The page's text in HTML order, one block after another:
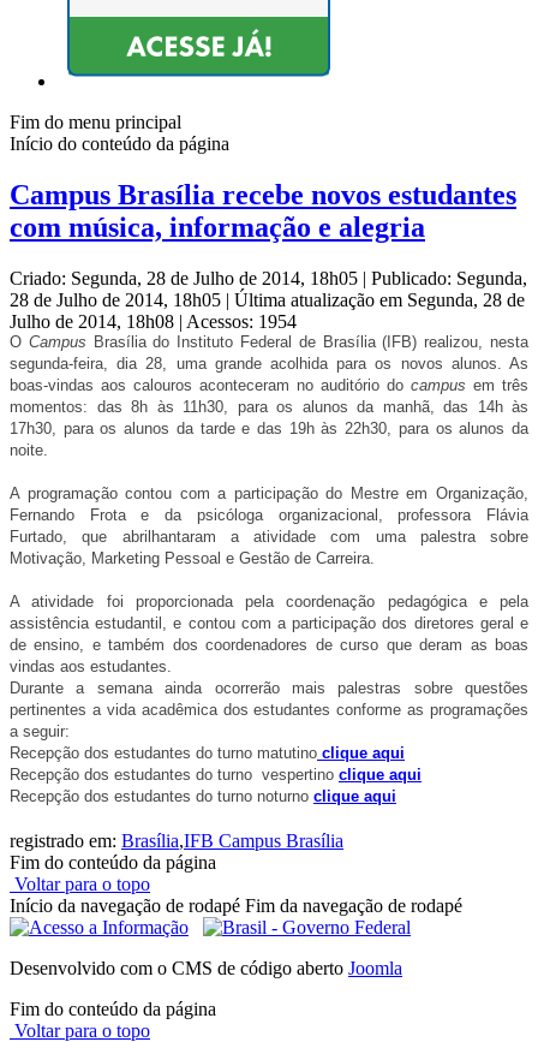
Fim do menu principal
Início do conteúdo da página
Campus Brasília recebe novos estudantes
com música, informação e alegria
Criado: Segunda, 28 de Julho de 2014, 18h05 | Publicado: Segunda,
28 de Julho de 2014, 18h05 | Última atualização em Segunda, 28 de
Julho de 2014, 18h08 | Acessos: 1954
O Campus Brasília do Instituto Federal de Brasília (IFB) realizou, nesta
segunda-feira, dia 28, uma grande acolhida para os novos alunos. As
boas-vindas aos calouros aconteceram no auditório do campus em três
momentos: das 8h às 11h30, para os alunos da manhã, das 14h às
17h30, para os alunos da tarde e das 19h às 22h30, para os alunos da
noite.
A programação contou com a participação do Mestre em Organização,
Fernando Frota e da psicóloga organizacional, professora Flávia
Furtado, que abrilhantaram a atividade com uma palestra sobre
Motivação, Marketing Pessoal e Gestão de Carreira.
A atividade foi proporcionada pela coordenação pedagógica e pela
assistência estudantil, e contou com a participação dos diretores geral e
de ensino, e também dos coordenadores de curso que deram as boas
vindas aos estudantes.
Durante a semana ainda ocorrerão mais palestras sobre questões
pertinentes a vida acadêmica dos estudantes conforme as programações
a seguir:
Recepção dos estudantes do turno matutino clique aqui
Recepção dos estudantes do turno vespertino clique aqui
Recepção dos estudantes do turno noturno clique aqui
registrado em: Brasília,IFB Campus Brasília
Fim do conteúdo da página
Voltar para o topo
Início da navegação de rodapé Fim da navegação de rodapé
Desenvolvido com o CMS de código aberto Joomla
Fim do conteúdo da página
Voltar para o topo